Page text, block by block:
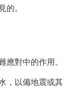
的。
應對中的作用。
，以備地震或其